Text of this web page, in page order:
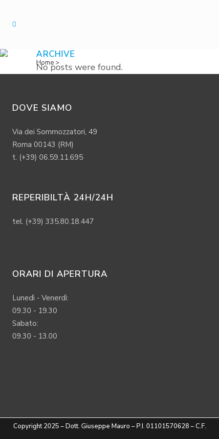
ARCHIVE
Home >
No posts were found.
DOVE SIAMO
Via dei Sommozzatori, 49
Roma 00143 (RM)
t. (+39) 06.59.11.695
REPERIBILTÀ 24H/24H
tel. (+39) 335.80.18.447
ORARI DI APERTURA
Lunedì - Venerdì:
09.30 - 19.30
Sabato:
09.30 - 13.00
Copyright 2025 – Dott. Giuseppe Mauro – P.I. 01101570628 – C.F.